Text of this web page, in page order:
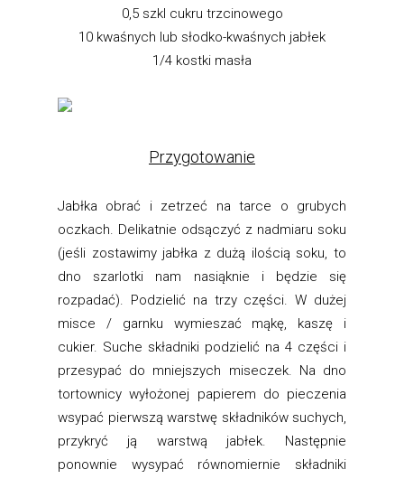
0,5 szkl cukru trzcinowego
10 kwaśnych lub słodko-kwaśnych jabłek
1/4 kostki masła
Przygotowanie
Jabłka obrać i zetrzeć na tarce o grubych
oczkach. Delikatnie odsączyć z nadmiaru soku
(jeśli zostawimy jabłka z dużą ilością soku, to
dno szarlotki nam nasiąknie i będzie się
rozpadać). Podzielić na trzy części. W dużej
misce / garnku wymieszać mąkę, kaszę i
cukier. Suche składniki podzielić na 4 części i
przesypać do mniejszych miseczek. Na dno
tortownicy wyłożonej papierem do pieczenia
wsypać pierwszą warstwę składników suchych,
przykryć ją warstwą jabłek. Następnie
ponownie wysypać równomiernie składniki